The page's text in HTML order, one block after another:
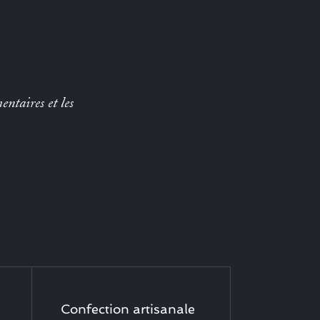
et les
Confection artisanale